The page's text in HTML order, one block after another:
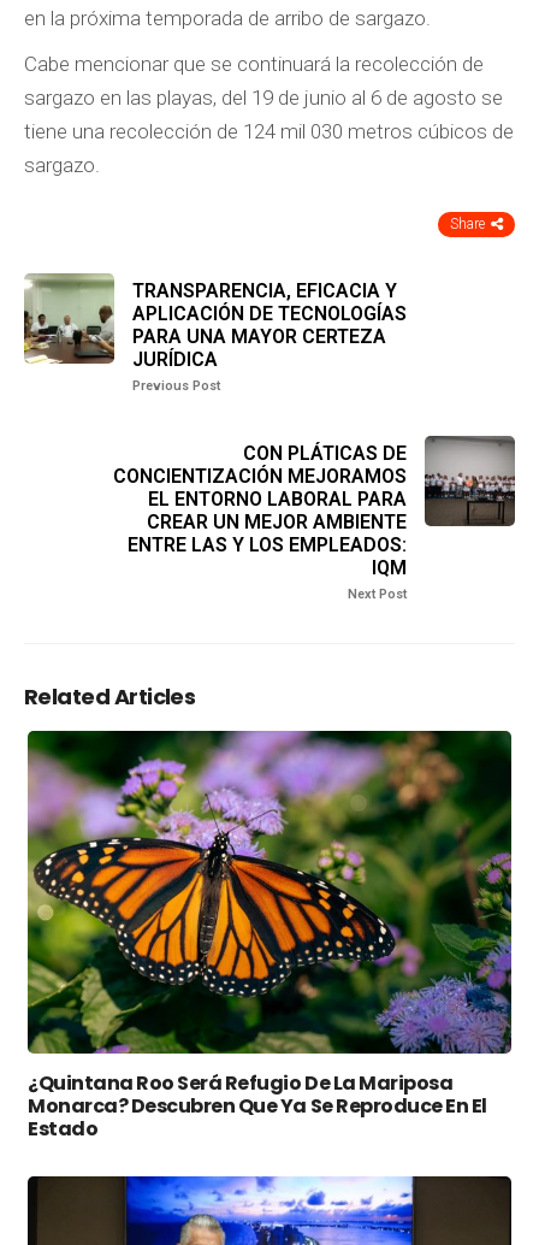
en la próxima temporada de arribo de sargazo.
Cabe mencionar que se continuará la recolección de
sargazo en las playas, del 19 de junio al 6 de agosto se
tiene una recolección de 124 mil 030 metros cúbicos de
sargazo.
Share
TRANSPARENCIA, EFICACIA Y
APLICACIÓN DE TECNOLOGÍAS
PARA UNA MAYOR CERTEZA
JURÍDICA
Previous Post
CON PLÁTICAS DE
CONCIENTIZACIÓN MEJORAMOS
EL ENTORNO LABORAL PARA
CREAR UN MEJOR AMBIENTE
ENTRE LAS Y LOS EMPLEADOS:
IQM
Next Post
Related Articles
¿Quintana Roo Será Refugio De La Mariposa
Monarca? Descubren Que Ya Se Reproduce En El
Estado